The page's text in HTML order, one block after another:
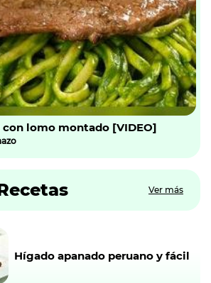
con lomo montado [VIDEO]
Ver más
Hígado apanado peruano y fácil